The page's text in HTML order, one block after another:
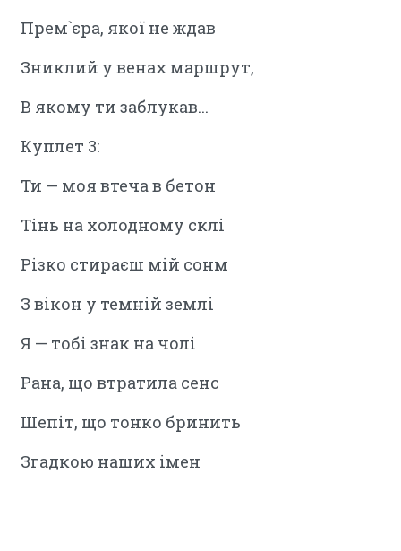
Прем`єра, якої не ждав
Зниклий у венах маршрут,
В якому ти заблукав...
Куплет 3:
Ти — моя втеча в бетон
Тінь на холодному склі
Різко стираєш мій сонм
З вікон у темній землі
Я — тобі знак на чолі
Рана, що втратила сенс
Шепіт, що тонко бринить
Згадкою наших імен